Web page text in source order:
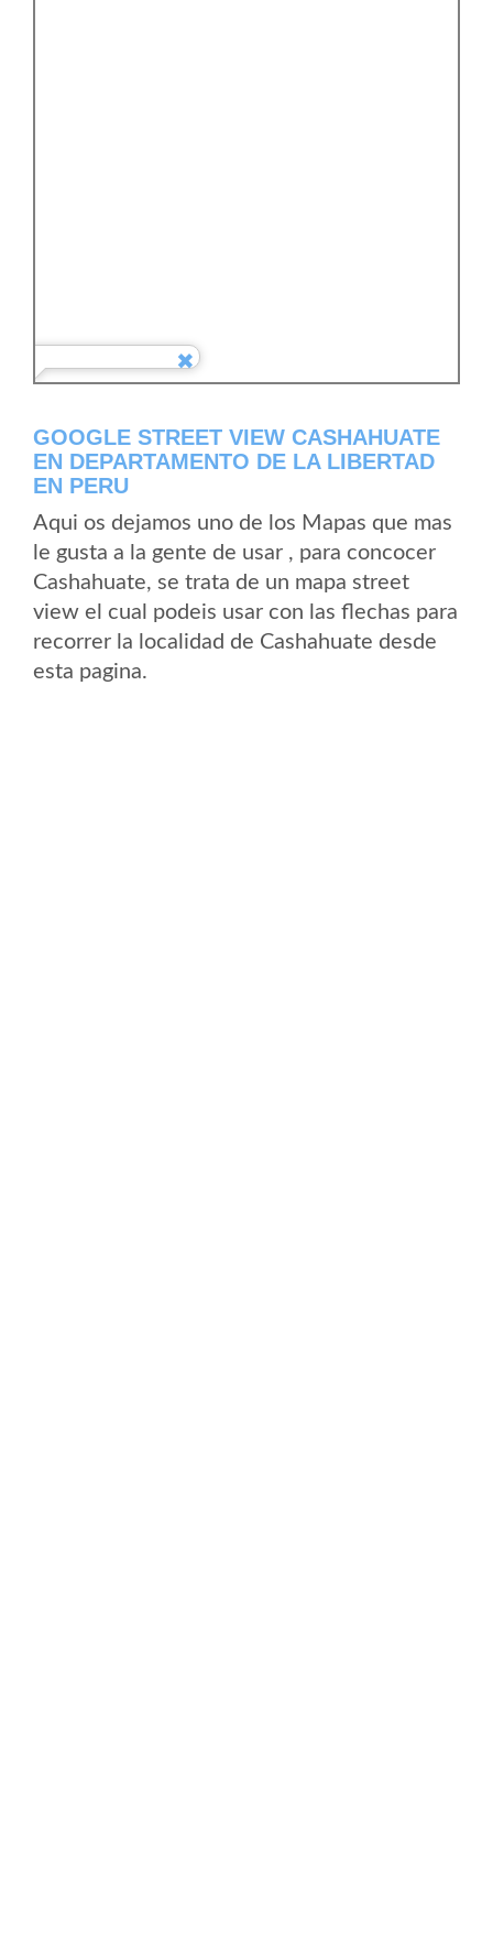
GOOGLE STREET VIEW CASHAHUATE
EN DEPARTAMENTO DE LA LIBERTAD
EN PERU
Aqui os dejamos uno de los Mapas que mas
le gusta a la gente de usar , para concocer
Cashahuate, se trata de un mapa street
view el cual podeis usar con las flechas para
recorrer la localidad de Cashahuate desde
esta pagina.